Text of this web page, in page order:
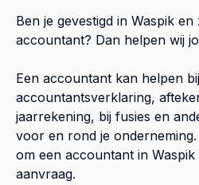
Ben je gevestigd in Waspik
accountant? Dan helpen wij
Een accountant kan helpen
accountantsverklaring,
jaarrekening, bij fusies en
voor en rond je
om een accountant in
aanvraag.